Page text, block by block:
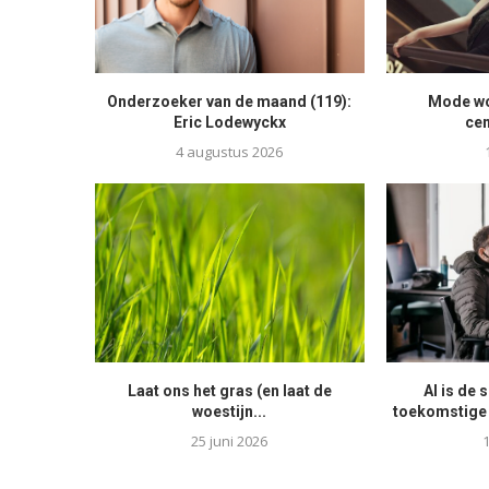
Onderzoeker van de maand (119):
Eric Lodewyckx
4 augustus 2026
Mode
Laat ons het gras (en laat de
woestijn...
25 juni 2026
AI is de